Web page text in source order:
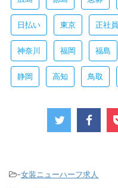
日払い 東京 正社員
神奈川 福岡 福島
静岡 高知 鳥取
-女装ニューハーフ求人